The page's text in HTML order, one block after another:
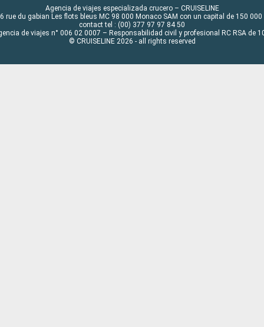
Agencia de viajes especializada crucero – CRUISELINE
rue du gabian Les flots bleus MC 98 000 Monaco SAM con un capital de 150 000
contact tel : (00) 377 97 97 84 50
de viajes n° 006 02 0007 – Responsabilidad civil y profesional RC RSA de
© CRUISELINE 2026 - all rights reserved